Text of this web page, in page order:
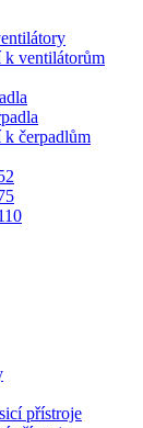
k ventilátorům
k čerpadlům
přístroje